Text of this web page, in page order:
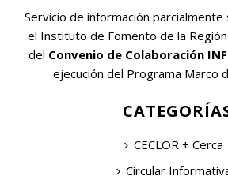
Servicio de información
el Instituto de Fomento de la
del Convenio de Colaboración
ejecución del Programa Marco
CECLOR + Cerca
Circular